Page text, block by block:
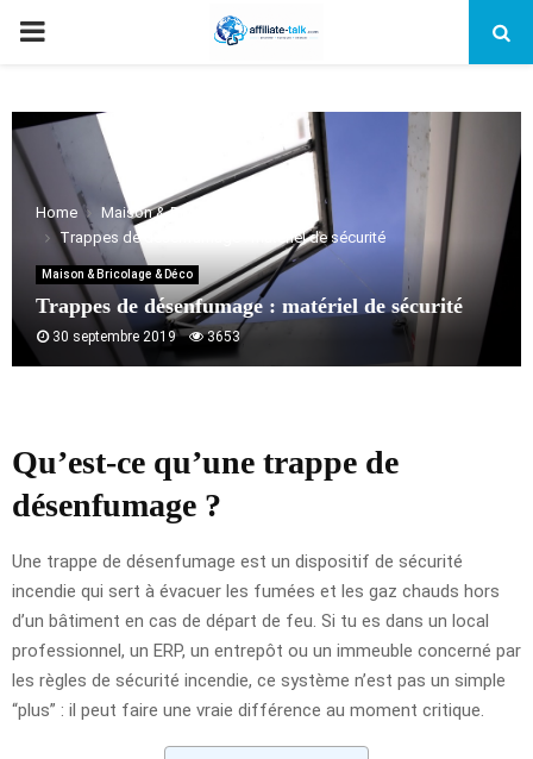
PRIMARY
Home
Maison & Bricolage & Déco
Trappes de désenfumage : matériel de sécurité
Maison & Bricolage & Déco
Trappes de désenfumage : matériel de sécurité
30 septembre 2019 3653
Qu’est-ce qu’une trappe de
désenfumage ?
Une trappe de désenfumage est un dispositif de sécurité
incendie qui sert à évacuer les fumées et les gaz chauds hors
d’un bâtiment en cas de départ de feu. Si tu es dans un local
professionnel, un ERP, un entrepôt ou un immeuble concerné par
les règles de sécurité incendie, ce système n’est pas un simple
“plus” : il peut faire une vraie différence au moment critique.